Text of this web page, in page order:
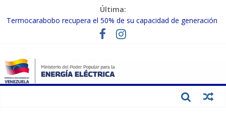
Última:
Termocarabobo recupera el 50% de su capacidad de generación
MPPEE avanza en la recuperación de infraestructuras eléctricas
Gobierno Nacional coordina acciones con el sector privado para
fortalecer el SEN ante el «Súper Niño»
Inspeccionan trabajos de rehabilitación en instalaciones del SEN